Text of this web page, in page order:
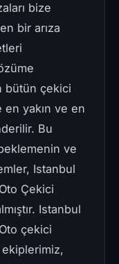
bize
bir arıza
bütün çekici
yakın ve en
Bu
ve
Istanbul
Çekici
Istanbul
çekici